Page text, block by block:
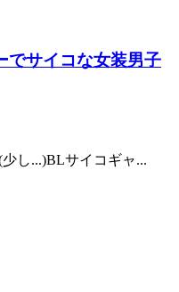
でサイコな女装男子
し...)BLサイコギャ...